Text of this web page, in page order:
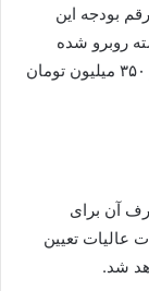
بودجه این
روبرو شده
است. مبلغ این بودجه برای سال ۹۷ پنج‌ میلیارد و ۳۵۰ میلیون تومان
آن برای
عالیات تعیین
شد.